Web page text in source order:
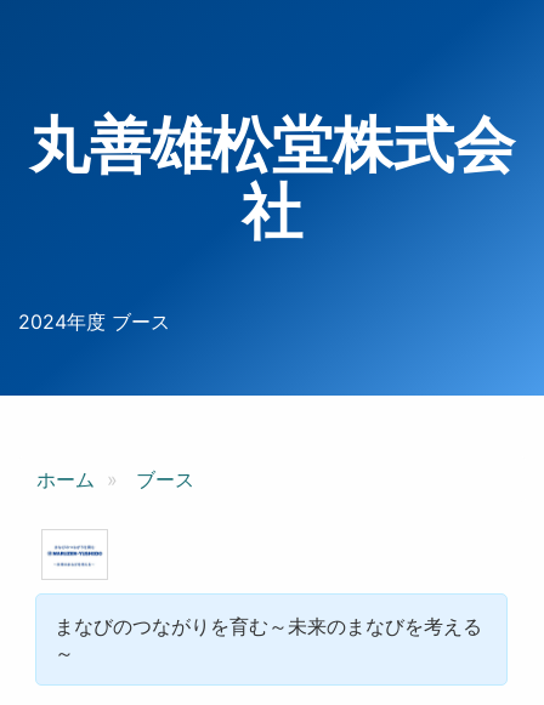
ー
丸善雄松堂株式会
社
2024年度 ブース
ホーム ブース
まなびのつながりを育む～未来のまなびを考える
～